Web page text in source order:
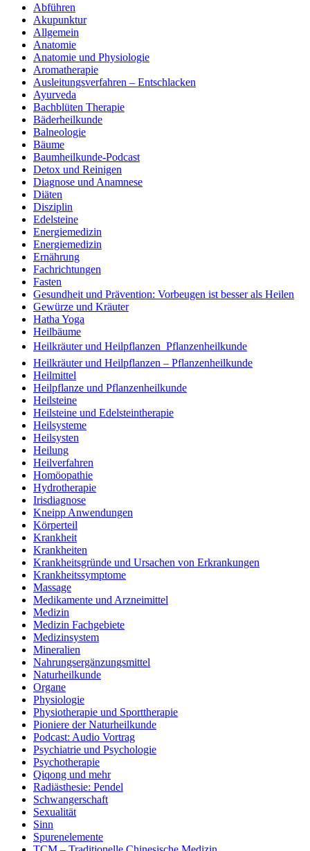
Abführen
Akupunktur
Allgemein
Anatomie
Anatomie und Physiologie
Aromatherapie
Ausleitungsverfahren – Entschlacken
Ayurveda
Bachblüten Therapie
Bäderheilkunde
Balneologie
Bäume
Baumheilkunde-Podcast
Detox und Reinigen
Diagnose und Anamnese
Diäten
Disziplin
Edelsteine
Energiemedizin
Energiemedizin
Ernährung
Fachrichtungen
Fasten
Gesundheit und Prävention: Vorbeugen ist besser als Heilen
Gewürze und Kräuter
Hatha Yoga
Heilbäume
Heilkräuter und Heilpflanzen  Pflanzenheilkunde
Heilkräuter und Heilpflanzen – Pflanzenheilkunde
Heilmittel
Heilpflanze und Pflanzenheilkunde
Heilsteine
Heilsteine und Edelsteintherapie
Heilsysteme
Heilsysten
Heilung
Heilverfahren
Homöopathie
Hydrotherapie
Irisdiagnose
Kneipp Anwendungen
Körperteil
Krankheit
Krankheiten
Krankheitsgründe und Ursachen von Erkrankungen
Krankheitssymptome
Massage
Medikamente und Arzneimittel
Medizin
Medizin Fachgebiete
Medizinsystem
Mineralien
Nahrungsergänzungsmittel
Naturheilkunde
Organe
Physiologie
Physiotherapie und Sporttherapie
Pioniere der Naturheilkunde
Podcast: Audio Vortrag
Psychiatrie und Psychologie
Psychotherapie
Qiqong und mehr
Radiästhesie: Pendel
Schwangerschaft
Sexualität
Sinn
Spurenelemente